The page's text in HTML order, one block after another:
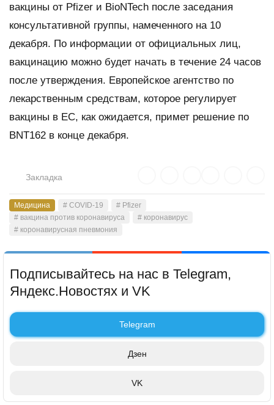
вакцины от Pfizer и BioNTech после заседания
консультативной группы, намеченного на 10
декабря. По информации от официальных лиц,
вакцинацию можно будет начать в течение 24 часов
после утверждения. Европейское агентство по
лекарственным средствам, которое регулирует
вакцины в ЕС, как ожидается, примет решение по
BNT162 в конце декабря.
Закладка
Медицина # COVID-19
# Pfizer
# вакцина против коронавируса
# коронавирус
# коронавирусная пневмония
Подписывайтесь на нас в Telegram,
Яндекс.Новостях и VK
Telegram
Дзен
VK